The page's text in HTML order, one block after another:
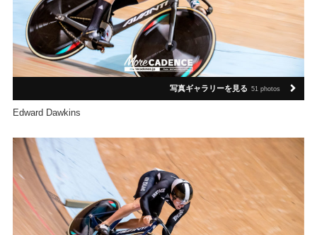
写真ギャラリーを見る 51 photos
Edward Dawkins